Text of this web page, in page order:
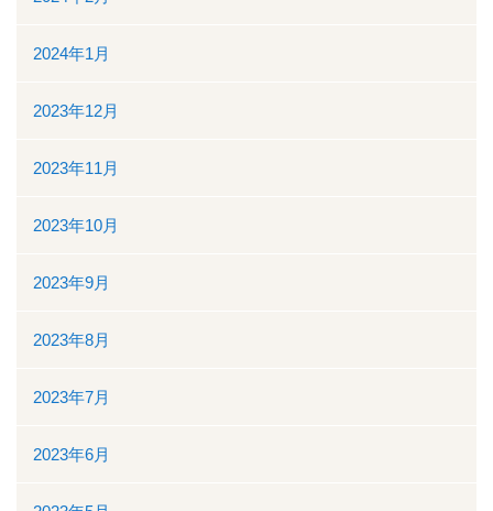
2024年1月
2023年12月
2023年11月
2023年10月
2023年9月
2023年8月
2023年7月
2023年6月